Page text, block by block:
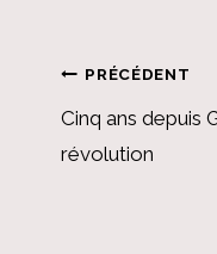
de
PRÉCÉDENT
Cinq ans depuis
révolution